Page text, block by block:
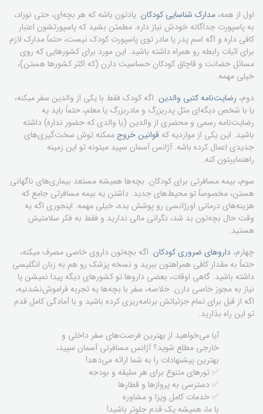
اول از همه، مدارک شناسایی کودکان. یادتون باشه که هر بچه‌ای، حتی نوزاد،
به پاسپورت جداگانه خودش نیاز داره. مطمئن بشید که پاسپورتشون اعتبار
کافی داره و اگه اسم پدر یا مادر توی پاسپورت کودک نیست، حتماً مدارک لازم
برای اثبات رابطه رو همراه داشته باشید. این مورد برای کشورهایی که روی
مسائل حضانت و قاچاق کودکان حساسیت دارن (که اکثر کشورها هستن)،
خیلی مهمه.
دوم، رضایت‌نامه کتبی والدین. اگه کودک فقط با یکی از والدین سفر میکنه،
یا با شخص دیگه‌ای مثل پدربزرگ و مادربزرگ یا معلم، حتماً باید یه
رضایت‌نامه رسمی و محضری از والدین (یا والدی که حضور نداره) داشته
باشید. این یکی از مواردیه که قوانین خروج ممکنه توش سخت‌گیری‌های
جدیدی اعمال کرده باشه. آژانس آسمان سپید میتونه تو این زمینه
راهنماییتون کنه.
سوم، بیمه مسافرتی برای کودکان. بچه‌ها همیشه مستعد بیماری‌های ناگهانی
هستن، مخصوصاً تو محیط‌های جدید. داشتن یه بیمه مسافرتی جامع که
هزینه‌های درمانی اورژانسی رو پوشش بده، خیلی مهمه. اینجوری اگه یه
وقت حال بچه‌تون بد شد، نگرانی مالی ندارید و فقط به فکر سلامتیش
هستید.
چهارم، داروهای ضروری کودکان. اگه بچه‌تون داروی خاصی مصرف میکنه،
حتماً به مقدار کافی همراهتون ببرید و نسخه پزشک رو هم به زبان انگلیسی
داشته باشید. گاهی اوقات، بعضی داروها تو کشورهای دیگه پیدا نمیشن یا
نیاز به مجوز خاصی دارن. خلاصه، سفر با بچه‌ها یه تجربه فراموش‌نشدنیه،
اگه از قبل برای تمام جزئیاتش برنامه‌ریزی کرده باشید و با آمادگی کامل قدم
تو این راه بذارید.
آیا می‌خواهید از بهترین فرصت‌های سفر داخلی و
خارجی مطلع شوید؟ آژانس مسافرتی آسمان سپید،
بهترین پیشنهادات را به شما ارائه می‌دهد!
✅ تورهای متنوع برای هر سلیقه و بودجه
✅ دسترسی به پروازها و قطارها
✅ خدمات کامل ویزا و مشاوره
با ما، همیشه یک قدم جلوتر باشید!